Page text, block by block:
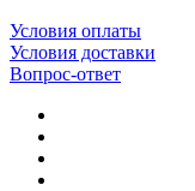
Условия оплаты
Условия доставки
Вопрос-ответ